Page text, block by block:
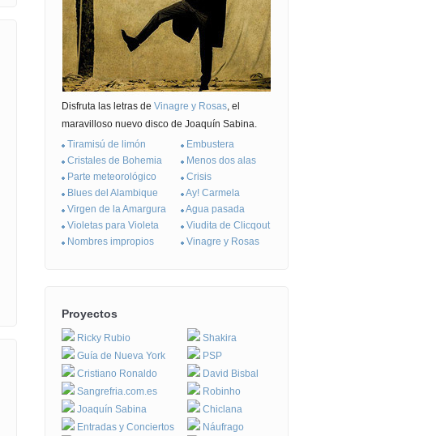
Disfruta las letras de Vinagre y Rosas, el
maravilloso nuevo disco de Joaquín Sabina.
Tiramisú de limón
Cristales de Bohemia
Parte meteorológico
Blues del Alambique
Virgen de la Amargura
Violetas para Violeta
Nombres impropios
Embustera
Menos dos alas
Crisis
Ay! Carmela
Agua pasada
Viudita de Clicqout
Vinagre y Rosas
Proyectos
Ricky Rubio
Guía de Nueva York
Cristiano Ronaldo
Sangrefria.com.es
Joaquín Sabina
Entradas y Conciertos
Shakira
PSP
David Bisbal
Robinho
Chiclana
Náufrago